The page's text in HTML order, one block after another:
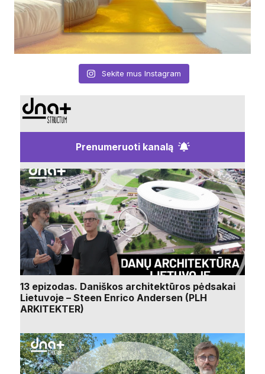
Sekite mus Instagram
Prenumeruoti kanalą
13 epizodas. Daniškos architektūros pėdsakai
Lietuvoje – Steen Enrico Andersen (PLH
ARKITEKTER)